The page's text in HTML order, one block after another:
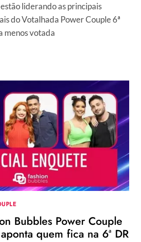
liderando as principais
do Votalhada Power Couple 6ª
menos votada
Bubbles Power Couple
quem fica na 6ª DR